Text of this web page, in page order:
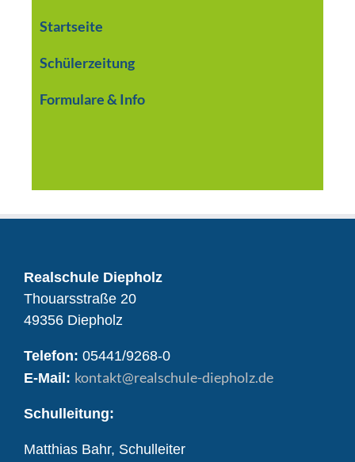
Startseite
Schülerzeitung
Formulare & Info
Realschule Diepholz
Thouarsstraße 20
49356 Diepholz
Telefon: 05441/9268-0
E-Mail: kontakt@realschule-diepholz.de
Schulleitung:
Matthias Bahr, Schulleiter